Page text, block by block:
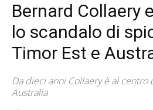
Bernard Collaery
lo scandalo di
Timor Est e
Da dieci anni Collaery è al centro
Australia